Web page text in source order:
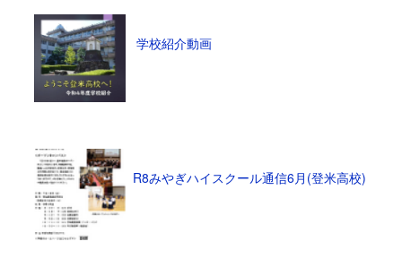
学校紹介動画
R8みやぎハイスクール通信6月(登米高校)